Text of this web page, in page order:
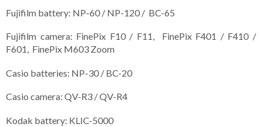
Fujifilm battery: NP-60 / NP-120 / BC-65
Fujifilm camera: FinePix F10 / F11, FinePix F401 / F410 /
F601, FinePix M603 Zoom
Casio batteries: NP-30 / BC-20
Casio camera: QV-R3 / QV-R4
Kodak battery: KLIC-5000